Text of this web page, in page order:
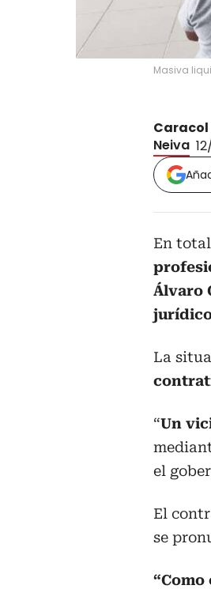
Masiva
Caracol
Neiva
En
Álvaro
La
“Un
el
El
se